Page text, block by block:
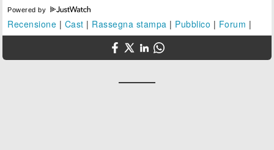
Powered by
Recensione | Cast | Rassegna stampa | Pubblico | Forum |